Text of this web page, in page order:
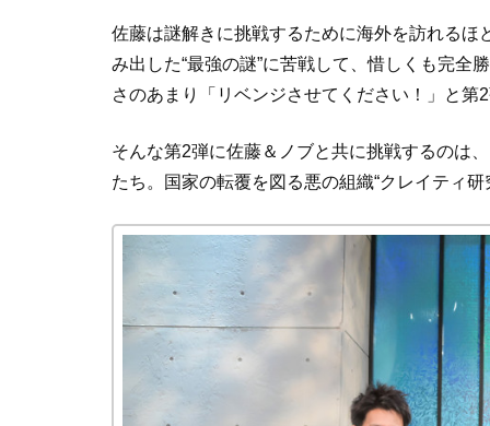
佐藤は謎解きに挑戦するために海外を訪れるほ
み出した“最強の謎”に苦戦して、惜しくも完全
さのあまり「リベンジさせてください！」と
そんな第2弾に佐藤＆ノブと共に挑戦するのは、
たち。国家の転覆を図る悪の組織“クレイティ